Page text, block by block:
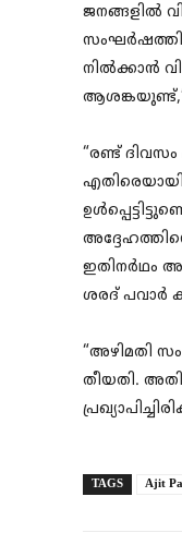
ജനങ്ങളില്‍
നില്‍ക്കാന്‍
“രണ്ട്
ഇതിനര്‍ഥം
ശരദ് പവാര്‍
“അഴിമതി
തീയതി.
TAGS Ajit